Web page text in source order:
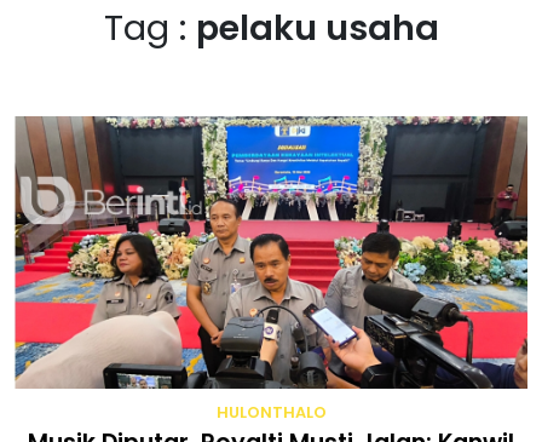
Tag : pelaku usaha
HULONTHALO